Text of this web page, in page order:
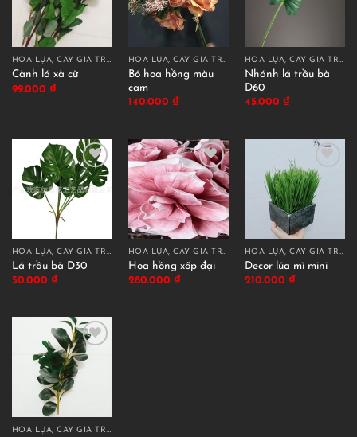
HOA LỤA, CÂY GIẢ TRANG TRÍ CAO CẤP
Cành lá xà cừ
99.000 ₫
HOA LỤA, CÂY GIẢ TRANG TRÍ CAO CẤP
Bó hoa hồng màu
cam
140.000 ₫
HOA LỤA, CÂY GIẢ TRANG TRÍ CAO CẤP
Nhánh lá trầu bà
D60
45.000 ₫
HOA LỤA, CÂY GIẢ TRANG TRÍ CAO CẤP
Lá trầu bà D30
50.000 ₫
HOA LỤA, CÂY GIẢ TRANG TRÍ CAO CẤP
Hoa hồng xốp đại
280.000 ₫
HOA LỤA, CÂY GIẢ TRANG TRÍ CAO CẤP
Decor lúa mì mini
210.000 ₫
HOA LỤA, CÂY GIẢ TRANG TRÍ CAO CẤP